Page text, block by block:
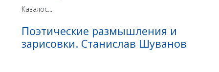
Казалос...
Поэтические размышления и
зарисовки. Станислав Шуванов